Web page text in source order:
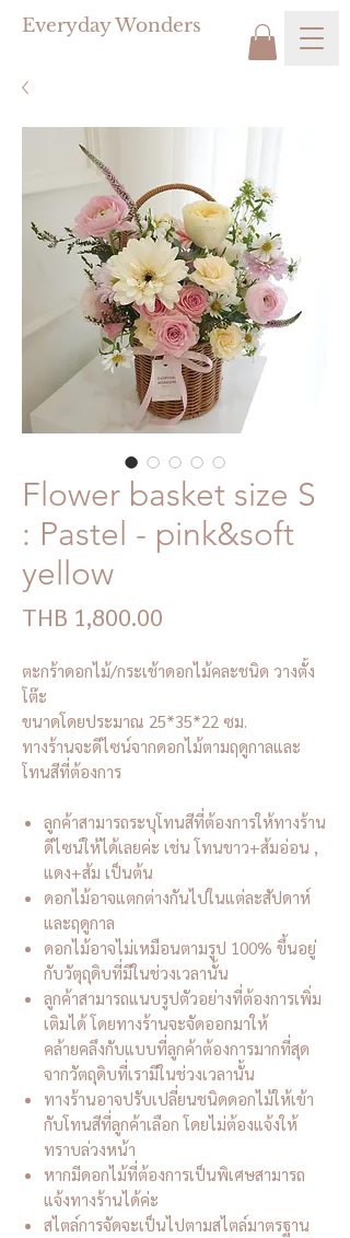
Everyday Wonders
Flower basket size S
: Pastel - pink&soft
yellow
THB 1,800.00
ตะกร้าดอกไม้/กระเช้าดอกไม้คละชนิด วางตั้ง
โต๊ะ
ขนาดโดยประมาณ 25*35*22 ซม.
ทางร้านจะดีไซน์จากดอกไม้ตามฤดูกาลและ
โทนสีที่ต้องการ
ลูกค้าสามารถระบุโทนสีที่ต้องการให้ทางร้าน
ดีไซน์ให้ได้เลยค่ะ เช่น โทนขาว+ส้มอ่อน ,
แดง+ส้ม เป็นต้น
ดอกไม้อาจแตกต่างกันไปในแต่ละสัปดาห์
และฤดูกาล
ดอกไม้อาจไม่เหมือนตามรูป 100% ขึ้นอยู่
กับวัตุถุดิบที่มีในช่วงเวลานั้น
ลูกค้าสามารถแนบรูปตัวอย่างที่ต้องการเพิ่ม
เติมได้ โดยทางร้านจะจัดออกมาให้
คล้ายคลึงกับแบบที่ลูกค้าต้องการมากที่สุด
จากวัตถุดิบที่เรามีในช่วงเวลานั้น
ทางร้านอาจปรับเปลี่ยนชนิดดอกไม้ให้เข้า
กับโทนสีที่ลูกค้าเลือก โดยไม่ต้องแจ้งให้
ทราบล่วงหน้า
หากมีดอกไม้ที่ต้องการเป็นพิเศษสามารถ
แจ้งทางร้านได้ค่ะ
สไตล์การจัดจะเป็นไปตามสไตล์มาตรฐาน